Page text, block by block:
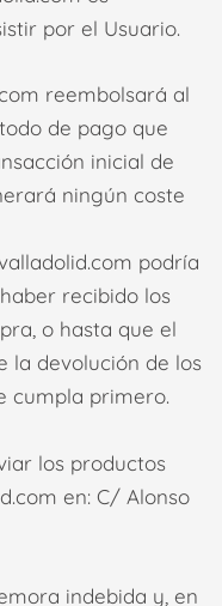
por el Usuario.
reembolsará al
de pago que
inicial de
ningún coste
podría
recibido los
o hasta que el
la devolución de los
cumpla primero.
los productos
en: C/ Alonso
indebida y, en